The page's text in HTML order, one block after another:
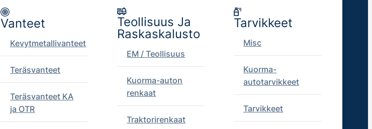
Vanteet
Kevytmetallivanteet
Teräsvanteet
Teräsvanteet KA
ja OTR
Teollisuus Ja
Raskaskalusto
EM / Teollisuus
Kuorma-auton
renkaat
Traktorirenkaat
Tarvikkeet
Misc
Kuorma-
autotarvikkeet
Tarvikkeet